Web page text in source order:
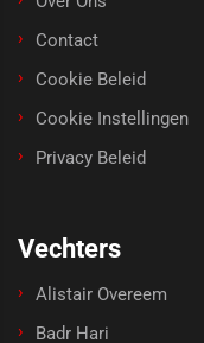
Contact
Cookie Beleid
Cookie Instellingen
Privacy Beleid
Vechters
Alistair Overeem
Badr Hari